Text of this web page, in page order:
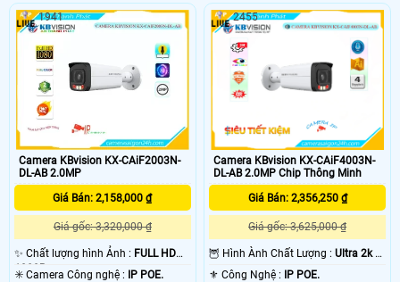
Camera KBvision KX-CAiF2003N-
DL-AB 2.0MP
Giá Bán: 2,158,000 ₫
Giá gốc: 3,320,000 ₫
✨ Chất lượng hình Ảnh : FULL HD
1080P .
✳️ Camera Công nghệ :
IP POE.
1941
Camera KBvision KX-CAiF4003N-
DL-AB 2.0MP Chip Thông Minh
Giá Bán: 2,356,250 ₫
Giá gốc: 3,625,000 ₫
🦉 Hình Ành Chất Lượng :Ultra 2k +
⚜️ Công Nghệ : IP POE.
2455